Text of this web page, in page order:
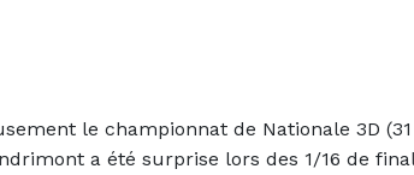
le championnat de Nationale 3D
a été surprise lors des 1/16 de